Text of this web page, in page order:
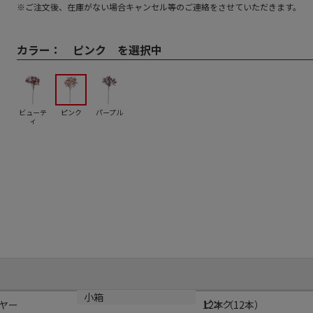
※ご注文後、在庫がない場合キャンセル等のご連絡をさせていただきます。
カラー： ピンク を選択中
ビューテ
ィ
ピンク パープル
カラー
ピンク
ー
小箱
12本（12本）